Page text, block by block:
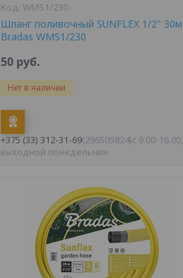
WMS1/230
Шланг поливочный SUNFLEX 1/2" 30м
Bradas WMS1/230
50 руб.
Нет в наличии
+375 (33) 312-31-69 296505824 c 9.00-16.00,
выходной понедельник